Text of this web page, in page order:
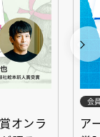
オンラ
会
ア